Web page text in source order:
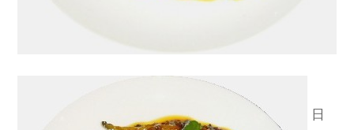
日